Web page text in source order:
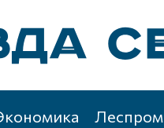
Леспром